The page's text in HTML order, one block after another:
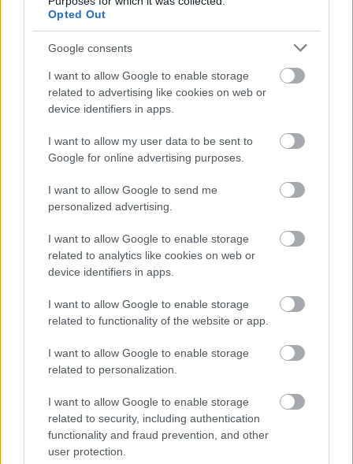
Opted Out
Google consents
I want to allow Google to enable storage
related to advertising like cookies on web or
device identifiers in apps.
I want to allow my user data to be sent to
Google for online advertising purposes.
I want to allow Google to send me
personalized advertising.
I want to allow Google to enable storage
related to analytics like cookies on web or
device identifiers in apps.
I want to allow Google to enable storage
related to functionality of the website or app.
I want to allow Google to enable storage
related to personalization.
I want to allow Google to enable storage
related to security, including authentication
functionality and fraud prevention, and other
user protection.
όλες τις απορίες σας, κλείστε το
εισιτήριό σας
εδώ.